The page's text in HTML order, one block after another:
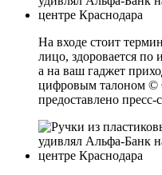
На входе стоит
лицо, здоровается по
а на ваш гаджет
цифровым талоном ©
предоставлено